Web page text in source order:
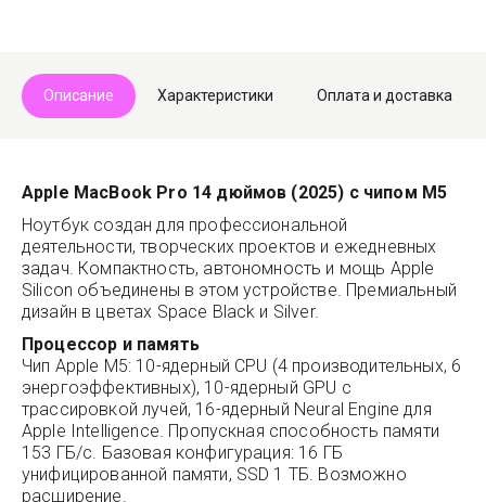
Описание Характеристики Оплата и доставка
Apple MacBook Pro 14 дюймов (2025) с чипом M5
Ноутбук создан для профессиональной
деятельности, творческих проектов и ежедневных
задач. Компактность, автономность и мощь Apple
Silicon объединены в этом устройстве. Премиальный
дизайн в цветах Space Black и Silver.
Процессор и память
Чип Apple M5: 10-ядерный CPU (4 производительных, 6
энергоэффективных), 10-ядерный GPU с
трассировкой лучей, 16-ядерный Neural Engine для
Apple Intelligence. Пропускная способность памяти
153 ГБ/с. Базовая конфигурация: 16 ГБ
унифицированной памяти, SSD 1 ТБ. Возможно
расширение.